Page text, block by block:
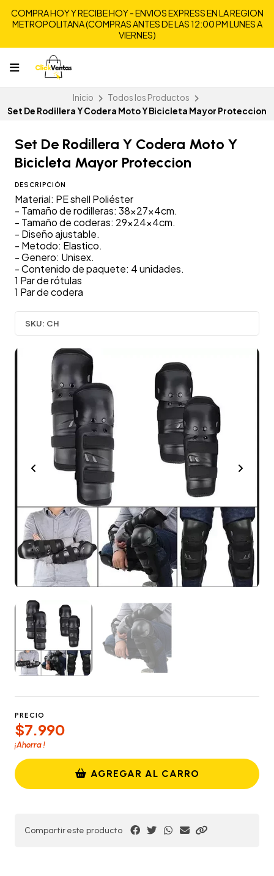
COMPRA HOY Y RECIBE HOY - ENVIOS EXPRESS EN LA REGION
METROPOLITANA (COMPRAS ANTES DE LAS 12:00 PM LUNES A
VIERNES)
Inicio
Todos los Productos
Set De Rodillera Y Codera Moto Y Bicicleta Mayor Proteccion
Set De Rodillera Y Codera Moto Y
Bicicleta Mayor Proteccion
DESCRIPCIÓN
Material: PE shell Poliéster
- Tamaño de rodilleras: 38x27x4cm.
- Tamaño de coderas: 29x24x4cm.
- Diseño ajustable.
- Metodo: Elastico.
- Genero: Unisex.
- Contenido de paquete: 4 unidades.
1 Par de rótulas
1 Par de codera
SKU: CH
PRECIO
$7.990
¡Ahorra!
AGREGAR AL CARRO
Compartir este producto